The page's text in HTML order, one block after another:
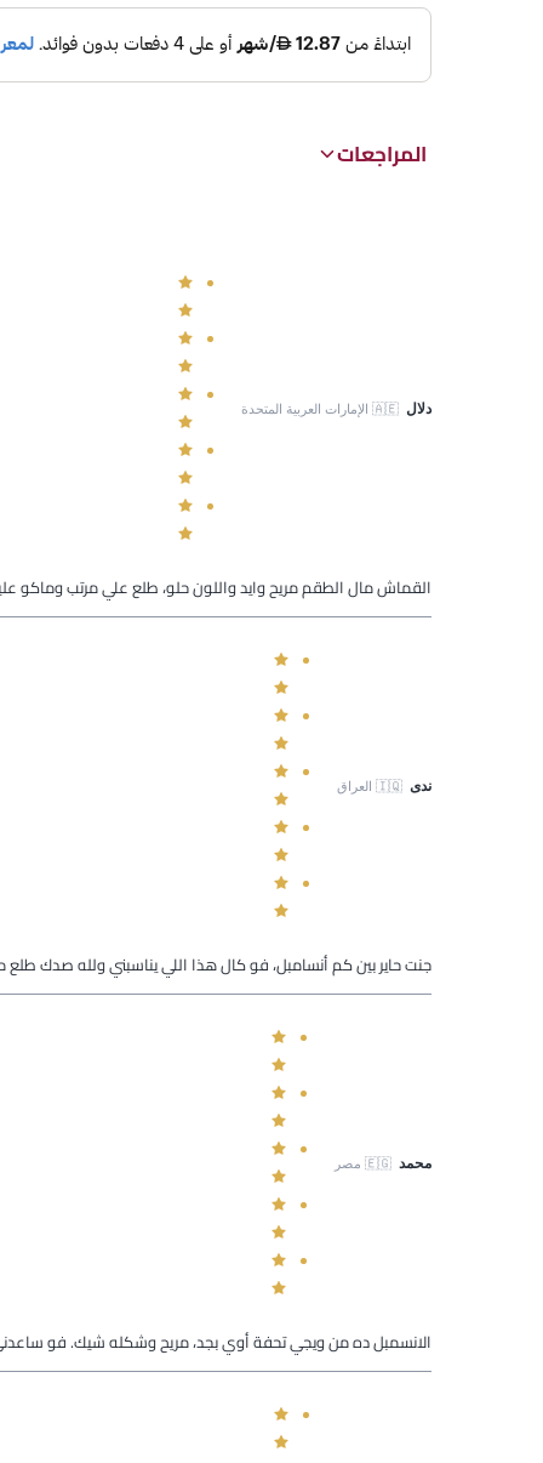
المراجعات
دلال 🇦🇪 الإمارات العربية المتحدة
القماش مال الطقم مريح وايد واللون حلو، طلع علي مرتب وماكو
ندى 🇮🇶 العراق
جنت حاير بين كم أنسامبل، فو كال هذا اللي يناسبني ولله صدك
محمد 🇪🇬 مصر
الانسمبل ده من ويجي تحفة أوي بجد، مريح وشكله شيك. فو